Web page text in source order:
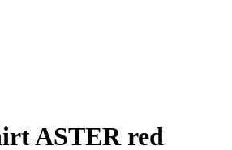
ASTER red